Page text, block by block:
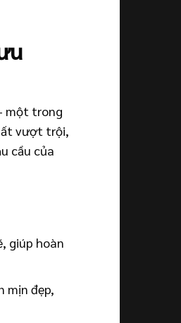
một trong
vượt trội,
cầu của
giúp hoàn
mịn đẹp,